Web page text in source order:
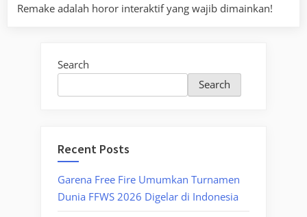
Remake adalah horor interaktif yang wajib dimainkan!
Search
Search
Recent Posts
Garena Free Fire Umumkan Turnamen
Dunia FFWS 2026 Digelar di Indonesia